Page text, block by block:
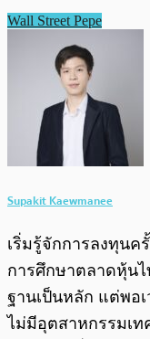
Wall Street Pepe
Supakit Kaewmanee
เริ่มรู้จักการลงทุนค
การศึกษาตลาดหุ้น
ฐานเป็นหลัก แต่พอ
ไม่มีอุตสาหกรรมเท